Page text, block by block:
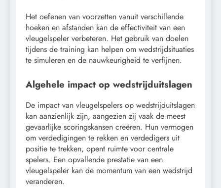
Het oefenen van voorzetten vanuit verschillende
hoeken en afstanden kan de effectiviteit van een
vleugelspeler verbeteren. Het gebruik van doelen
tijdens de training kan helpen om wedstrijdsituaties
te simuleren en de nauwkeurigheid te verfijnen.
Algehele impact op wedstrijduitslagen
De impact van vleugelspelers op wedstrijduitslagen
kan aanzienlijk zijn, aangezien zij vaak de meest
gevaarlijke scoringskansen creëren. Hun vermogen
om verdedigingen te rekken en verdedigers uit
positie te trekken, opent ruimte voor centrale
spelers. Een opvallende prestatie van een
vleugelspeler kan de momentum van een wedstrijd
veranderen.